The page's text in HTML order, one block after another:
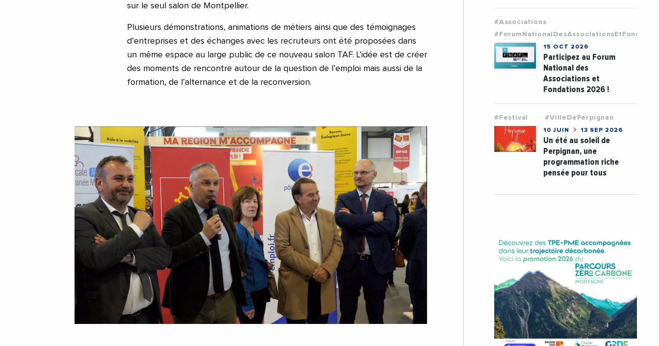
sur le seul salon de Montpellier.
Plusieurs démonstrations, animations de métiers ainsi que des témoignages
d’entreprises et des échanges avec les recruteurs ont été proposées dans
un même espace au large public de ce nouveau salon TAF. L’idée est de créer
des moments de rencontre autour de la question de l’emploi mais aussi de la
formation, de l’alternance et de la reconversion.
#Associations
15 OCT 2026
Participez au Forum
National des
Associations et
Fondations 2026 !
#Festival #VilleDePerpignan
10 JUIN 13 SEP 2026
Un été au soleil de
Perpignan, une
programmation riche
pensée pour tous